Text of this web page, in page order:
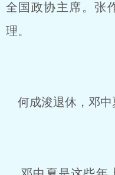
全国政协主席。张
理。
何成浚退休，邓中